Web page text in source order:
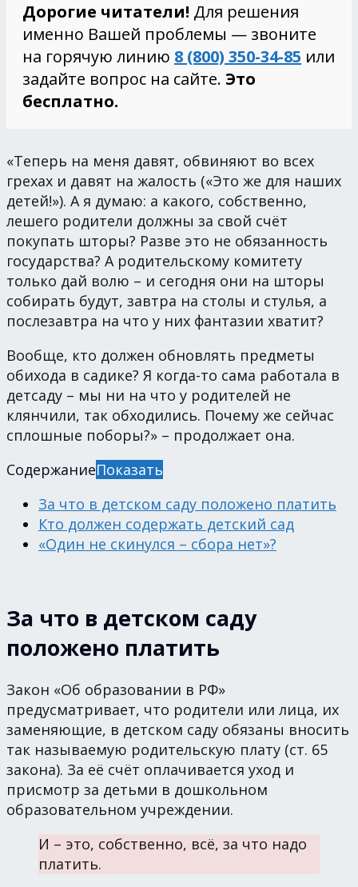
Дорогие читатели! Для решения
именно Вашей проблемы — звоните
на горячую линию 8 (800) 350-34-85 или
задайте вопрос на сайте. Это
бесплатно.
«Теперь на меня давят, обвиняют во всех
грехах и давят на жалость («Это же для наших
детей!»). А я думаю: а какого, собственно,
лешего родители должны за свой счёт
покупать шторы? Разве это не обязанность
государства? А родительскому комитету
только дай волю – и сегодня они на шторы
собирать будут, завтра на столы и стулья, а
послезавтра на что у них фантазии хватит?
Вообще, кто должен обновлять предметы
обихода в садике? Я когда-то сама работала в
детсаду – мы ни на что у родителей не
клянчили, так обходились. Почему же сейчас
сплошные поборы?» – продолжает она.
СодержаниеПоказать
За что в детском саду положено платить
Кто должен содержать детский сад
«Один не скинулся – сбора нет»?
За что в детском саду
положено платить
Закон «Об образовании в РФ»
предусматривает, что родители или лица, их
заменяющие, в детском саду обязаны вносить
так называемую родительскую плату (ст. 65
закона). За её счёт оплачивается уход и
присмотр за детьми в дошкольном
образовательном учреждении.
И – это, собственно, всё, за что надо
платить.